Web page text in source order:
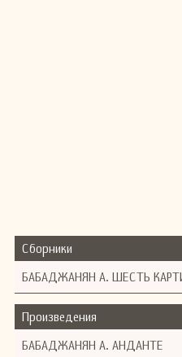
Сборники
БАБАДЖАНЯН А. ШЕСТЬ
Произведения
БАБАДЖАНЯН А. АНДАНТЕ